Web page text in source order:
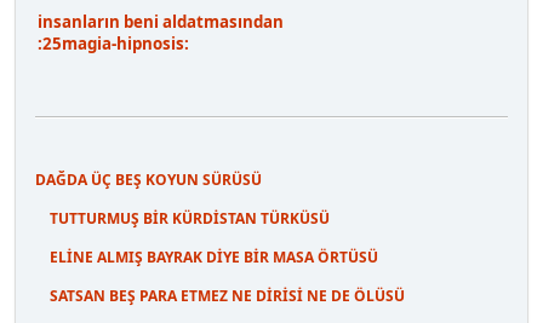
insanların beni aldatmasından
:25magia-hipnosis:
DAĞDA ÜÇ BEŞ KOYUN SÜRÜSÜ
TUTTURMUŞ BİR KÜRDİSTAN TÜRKÜSÜ
ELİNE ALMIŞ BAYRAK DİYE BİR MASA ÖRTÜSÜ
SATSAN BEŞ PARA ETMEZ NE DİRİSİ NE DE ÖLÜSÜ